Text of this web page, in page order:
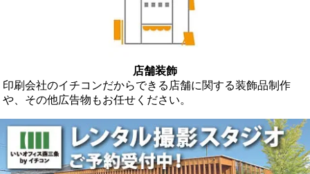
店舗装飾
印刷会社のイチコンだからできる店舗に関する装飾品制作
や、その他広告物もお任せください。